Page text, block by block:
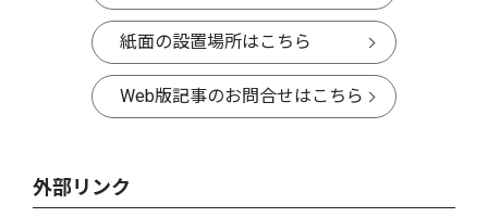
紙面の設置場所はこちら
Web版記事のお問合せはこちら
外部リンク